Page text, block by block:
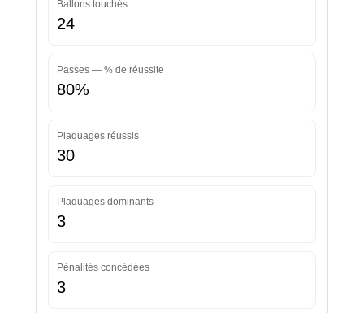
Ballons touchés
24
Passes — % de réussite
80%
Plaquages réussis
30
Plaquages dominants
3
Pénalités concédées
3